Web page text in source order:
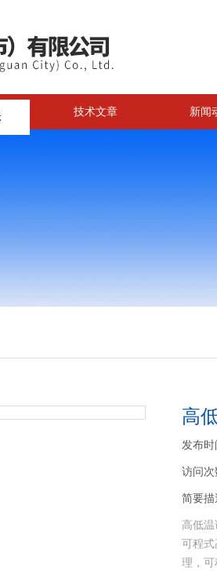
技术文章 新闻
高
发布
访问
简要描
高低
可程
理，可